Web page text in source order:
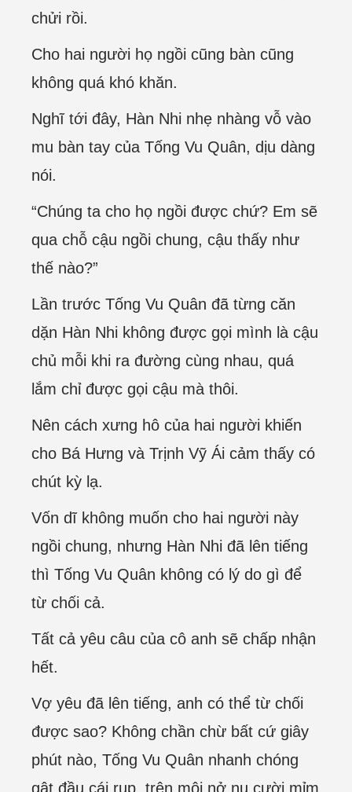
chửi rồi.
Cho hai người họ ngồi cũng bàn cũng
không quá khó khăn.
Nghĩ tới đây, Hàn Nhi nhẹ nhàng vỗ vào
mu bàn tay của Tống Vu Quân, dịu dàng
nói.
“Chúng ta cho họ ngồi được chứ? Em sẽ
qua chỗ cậu ngồi chung, cậu thấy như
thế nào?”
Lần trước Tống Vu Quân đã từng căn
dặn Hàn Nhi không được gọi mình là cậu
chủ mỗi khi ra đường cùng nhau, quá
lắm chỉ được gọi cậu mà thôi.
Nên cách xưng hô của hai người khiến
cho Bá Hưng và Trịnh Vỹ Ái cảm thấy có
chút kỳ lạ.
Vốn dĩ không muốn cho hai người này
ngồi chung, nhưng Hàn Nhi đã lên tiếng
thì Tống Vu Quân không có lý do gì để
từ chối cả.
Tất cả yêu câu của cô anh sẽ chấp nhận
hết.
Vợ yêu đã lên tiếng, anh có thể từ chối
được sao? Không chần chừ bất cứ giây
phút nào, Tống Vu Quân nhanh chóng
gật đầu cái rụp, trên môi nở nụ cười mỉm